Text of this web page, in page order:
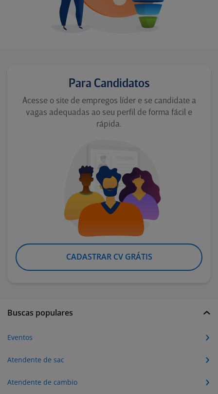
Para Candidatos
Acesse o site de empregos líder e se candidate a
vagas adequadas ao seu perfil de forma fácil e
rápida.
CADASTRAR CV GRÁTIS
Buscas populares
Eventos
Atendente de sac
Atendente de cambio